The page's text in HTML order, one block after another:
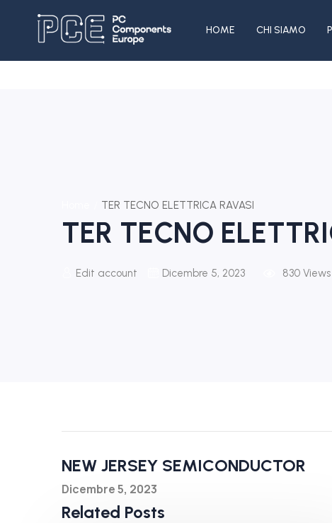
HOME CHI SIAMO
TER TECNO ELETTRICA RAVASI
TER TECNO
Edit account Dicembre 5, 2023 830 Views
NEW JERSEY SEMICONDUCTOR
Dicembre 5, 2023
Related Posts